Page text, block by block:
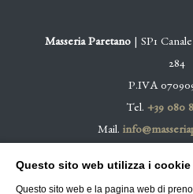
Masseria Paretano| SP1
284
P.IVA
Tel. +39 080
Mail.
Questo sito web utilizza i cookie
Questo sito web e la pagina web di